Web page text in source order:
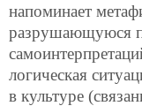
напоминает
разрушающуюся
логическая
в культуре